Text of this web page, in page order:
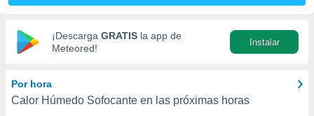
las
y
digital
basada
¡Descarga GRATIS la app de
Meteored!
Instalar
Por hora
Calor Húmedo Sofocante en las próximas horas